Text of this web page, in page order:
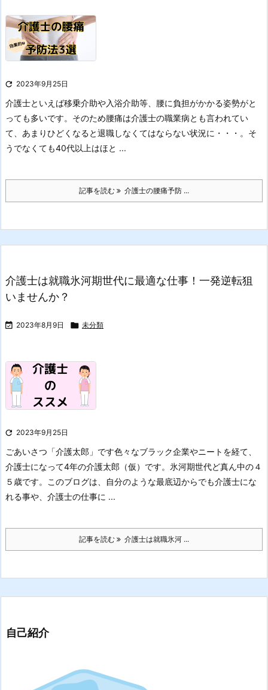
 2023年9月25日
介護士といえば移乗介助や入浴介助等、腰に負担がかかる姿勢がと
っても多いです。 そのため腰痛は介護士の職業病とも言われてい
て、あまりひどくなると退職しなくてはならない状況に・・・。 そ
うでなくても40代以上はほと ...
記事を読む 介護士の腰痛予防 ...
介護士は就職氷河期世代に最適な仕事！一発逆転狙
いませんか？
 2023年8月9日  未分類
 2023年9月25日
ごあいさつ「介護太郎」です色々なブラック企業やニートを経て、
介護士になって4年の介護太郎（仮）です。 氷河期世代ど真ん中の４
５歳です。
このブログは、自分のような最底辺からでも介護士にな
れる事や、介護士の仕事に ...
記事を読む 介護士は就職氷河 ...
自己紹介